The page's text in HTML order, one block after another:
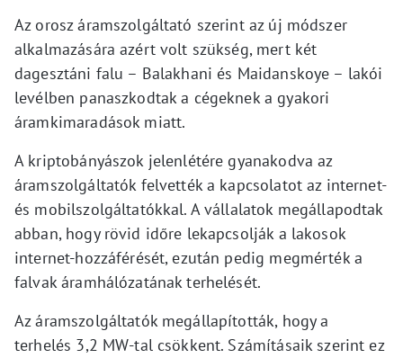
Az orosz áramszolgáltató szerint az új módszer
alkalmazására azért volt szükség, mert két
dagesztáni falu – Balakhani és Maidanskoye – lakói
levélben panaszkodtak a cégeknek a gyakori
áramkimaradások miatt.
A kriptobányászok jelenlétére gyanakodva az
áramszolgáltatók felvették a kapcsolatot az internet-
és mobilszolgáltatókkal. A vállalatok megállapodtak
abban, hogy rövid időre lekapcsolják a lakosok
internet-hozzáférését, ezután pedig megmérték a
falvak áramhálózatának terhelését.
Az áramszolgáltatók megállapították, hogy a
terhelés 3,2 MW-tal csökkent. Számításaik szerint ez